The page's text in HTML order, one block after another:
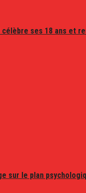
célèbre ses 18 ans et
sur le plan